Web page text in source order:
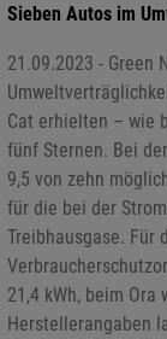
Sieben Autos im
21.09.2023 - Green
Cat erhielten – wie
fünf Sternen. Bei
9,5 von zehn
für die bei der
Treibhausgase. Für
21,4 kWh, beim Ora
Herstellerangaben